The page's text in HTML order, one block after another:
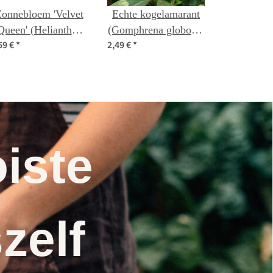
'Velvet
(Helianthus
annuus) bio zaad
€*
Echte kogelamarant
(Gomphrena globosa)
2,49 €*